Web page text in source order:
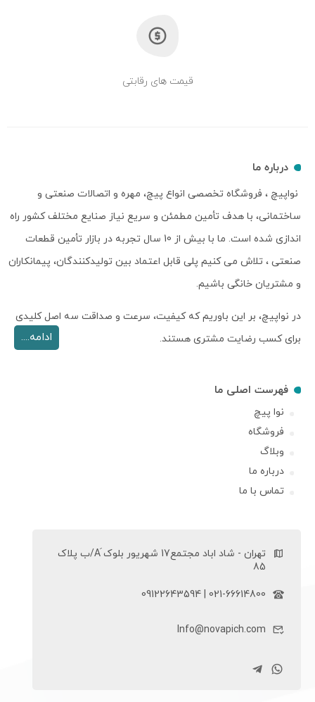
قیمت های رقابتی
درباره ما
نواپیچ ، فروشگاه تخصصی انواع پیچ، مهره و اتصالات صنعتی و
ساختمانی، با هدف تأمین مطمئن و سریع نیاز صنایع مختلف کشور راه
اندازی شده است. ما با بیش از 10 سال تجربه در بازار تأمین قطعات
صنعتی ، تلاش می کنیم پلی قابل اعتماد بین تولیدکنندگان، پیمانکاران
و مشتریان خانگی باشیم.
در نواپیچ، بر این باوریم که کیفیت، سرعت و صداقت سه اصل کلیدی
برای کسب رضایت مشتری هستند.
ادامه....
فهرست اصلی ما
نوا پیچ
فروشگاه
وبلاگ
درباره ما
تماس با ما
تهران - شاد اباد مجتمع17 شهریور بلوک َA/ب پلاک
85
021-66614800 | 09122643594
Info@novapich.com